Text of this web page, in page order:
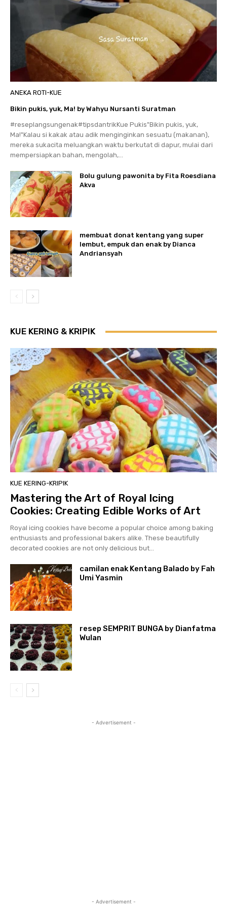
ANEKA ROTI-KUE
Bikin pukis, yuk, Ma! by Wahyu Nursanti Suratman
#reseplangsungenak#tipsdantrikKue Pukis"Bikin pukis, yuk,
Ma!"Kalau si kakak atau adik menginginkan sesuatu (makanan),
mereka sukacita meluangkan waktu berkutat di dapur, mulai dari
mempersiapkan bahan, mengolah,...
Bolu gulung pawonita by Fita Roesdiana
Akva
membuat donat kentang yang super
lembut, empuk dan enak by Dianca
Andriansyah
KUE KERING & KRIPIK
KUE KERING-KRIPIK
Mastering the Art of Royal Icing
Cookies: Creating Edible Works of Art
Royal icing cookies have become a popular choice among baking
enthusiasts and professional bakers alike. These beautifully
decorated cookies are not only delicious but...
camilan enak Kentang Balado by Fah
Umi Yasmin
resep SEMPRIT BUNGA by Dianfatma
Wulan
- Advertisement -
- Advertisement -